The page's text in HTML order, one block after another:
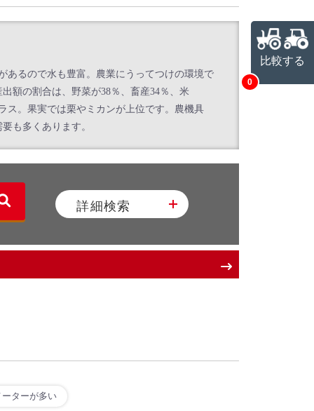
比較する
0
あるので水も豊富。農業にうってつけの環境で
額の割合は、野菜が38％、畜産34％、米
ス。果実では栗やミカンが上位です。農機具
も多くあります。
詳細検索
ターが多い